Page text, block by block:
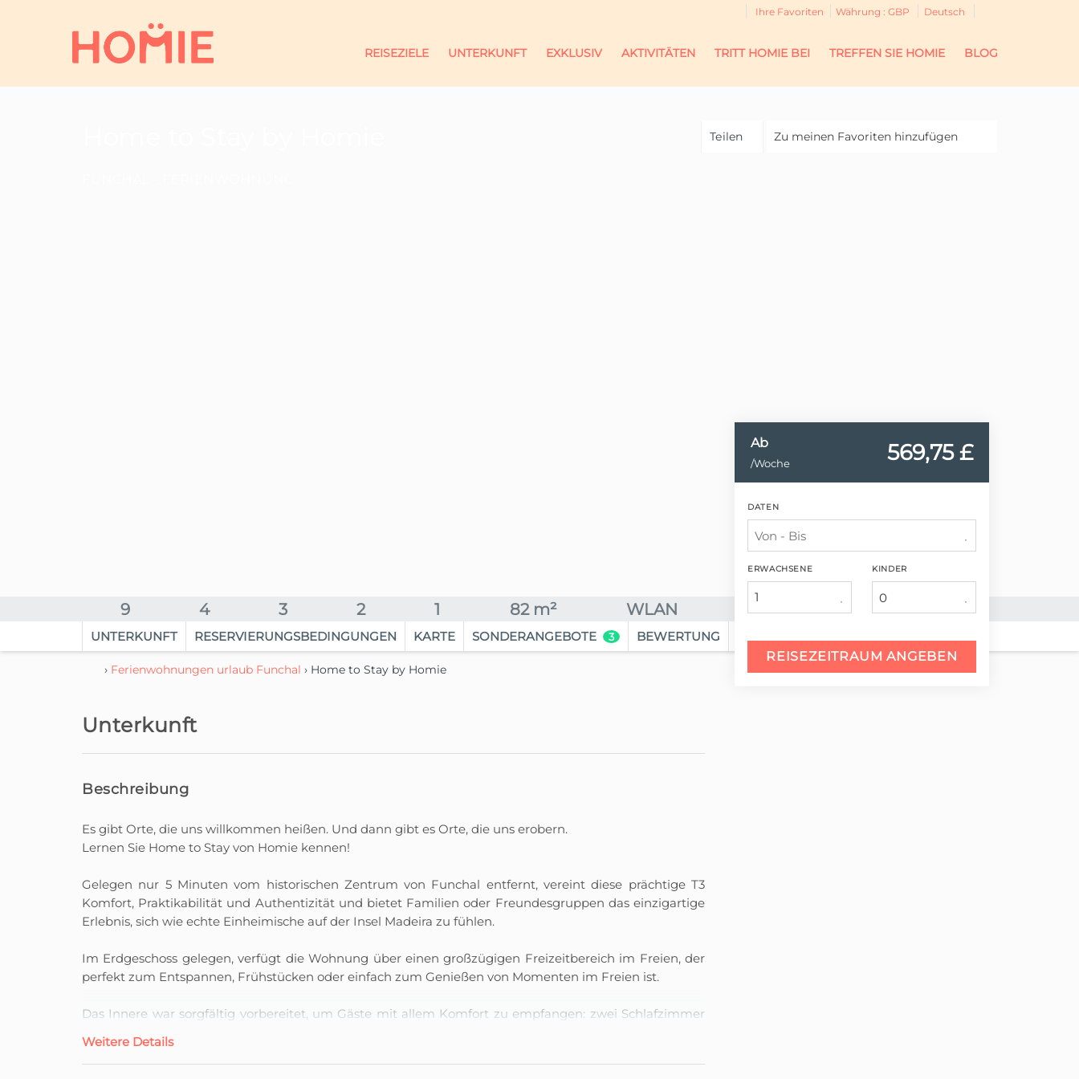
Deutsch
Währung : GBP
Ihre Favoriten
REISEZIELE UNTERKUNFT EXKLUSIV AKTIVITÄTEN TRITT HOMIE BEI TREFFEN SIE HOMIE BLOG
Zu meinen Favoriten hinzufügen
Teilen
9 4 3 2 1 82 m² WLAN
UNTERKUNFT RESERVIERUNGSBEDINGUNGEN KARTE SONDERANGEBOTE 3 BEWERTUNG
› Ferienwohnungen urlaub Funchal › Home to Stay by Homie
Ab
/Woche 569,75 £
DATEN
ERWACHSENE
1
KINDER
REISEZEITRAUM ANGEBEN
Unterkunft
Beschreibung
Es gibt Orte, die uns willkommen heißen. Und dann gibt es Orte, die uns erobern.
Lernen Sie Home to Stay von Homie kennen!
Gelegen nur 5 Minuten vom historischen Zentrum von Funchal entfernt, vereint diese prächtige T3
Komfort, Praktikabilität und Authentizität und bietet Familien oder Freundesgruppen das einzigartige
Erlebnis, sich wie echte Einheimische auf der Insel Madeira zu fühlen.
Im Erdgeschoss gelegen, verfügt die Wohnung über einen großzügigen Freizeitbereich im Freien, der
perfekt zum Entspannen, Frühstücken oder einfach zum Genießen von Momenten im Freien ist.
Das Innere war sorgfältig vorbereitet, um Gäste mit allem Komfort zu empfangen: zwei Schlafzimmer
und vollständig ausgestattete Küche und ein offenes Wohngebiet, das den Essbereich und das
Wohnzimmer in einer harmonischen und hellen Umgebung integriert.
Weitere Details